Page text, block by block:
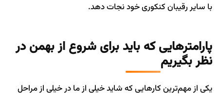
با سایر رقیبان کنکوری خود نجات دهد.
پارامترهایی که باید برای شروع از بهمن در
نظر بگیریم
یکی از مهم‌ترین کارهایی که شاید خیلی از ما در خیلی از مراحل